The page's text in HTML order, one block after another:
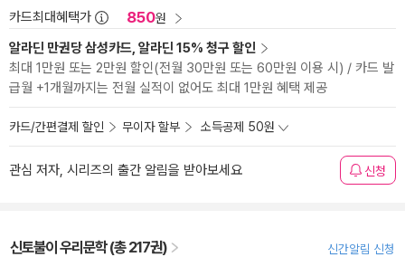
카드최대혜택가 850원
알라딘 만권당 삼성카드, 알라딘 15% 청구 할인
최대 1만원 또는 2만원 할인(전월 30만원 또는 60만원 이용 시) / 카드 발
급월 +1개월까지는 전월 실적이 없어도 최대 1만원 혜택 제공
카드/간편결제 할인 무이자 할부 소득공제 50원
관심 저자, 시리즈의 출간 알림을 받아보세요 신청
신토불이 우리문학 (총 217권) 신간알림 신청